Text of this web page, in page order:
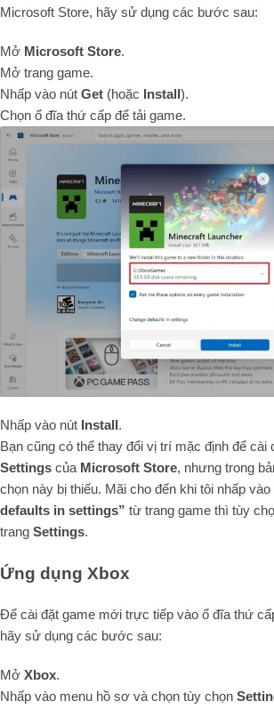
Microsoft Store, hãy sử dụng các bước sau:
Mở Microsoft Store.
Mở trang game.
Nhấp vào nút Get (hoặc Install).
Chọn ổ đĩa thứ cấp để tải game.
Nhấp vào nút Install.
Bạn cũng có thể thay đổi vị trí mặc định để cài
Settings của Microsoft Store, nhưng trong
chọn này bị thiếu. Mãi cho đến khi tôi nhấp
defaults in settings” từ trang game thì tùy
trang Settings.
Ứng dụng Xbox
Để cài đặt game mới trực tiếp vào ổ đĩa thứ
hãy sử dụng các bước sau:
Mở Xbox.
Nhấp vào menu hồ sơ và chọn tùy chọn